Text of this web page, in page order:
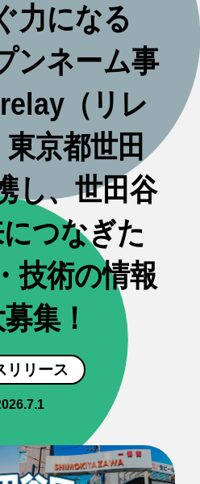
力になる
ネーム事
（リレ
京都世田
し、世田谷
つなぎた
技術の情報
集！
リリース